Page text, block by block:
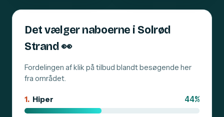
Det vælger naboerne i Solrød
Strand👀
Fordelingen af klik på tilbud blandt besøgende her
fra området.
1. Hiper 44%